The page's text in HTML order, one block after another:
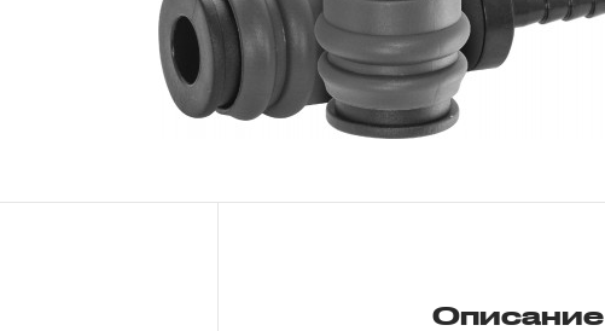
Доставка и оплата
Партнерам
Контакты
Описание